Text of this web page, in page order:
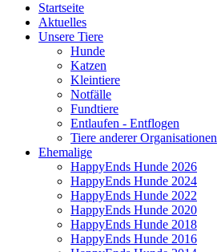
Startseite
Aktuelles
Unsere Tiere
Hunde
Katzen
Kleintiere
Notfälle
Fundtiere
Entlaufen - Entflogen
Tiere anderer Organisationen
Ehemalige
HappyEnds Hunde 2026
HappyEnds Hunde 2024
HappyEnds Hunde 2022
HappyEnds Hunde 2020
HappyEnds Hunde 2018
HappyEnds Hunde 2016